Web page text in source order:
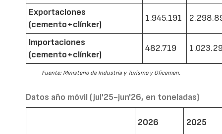
Exportaciones
(cemento+clínker)
1.945.191
Importaciones
(cemento+clínker)
482.719
Fuente: Ministerio de Industria y Turismo y Oficemen.
Datos año móvil (jul'25-jun'26, en toneladas)
2026 2025